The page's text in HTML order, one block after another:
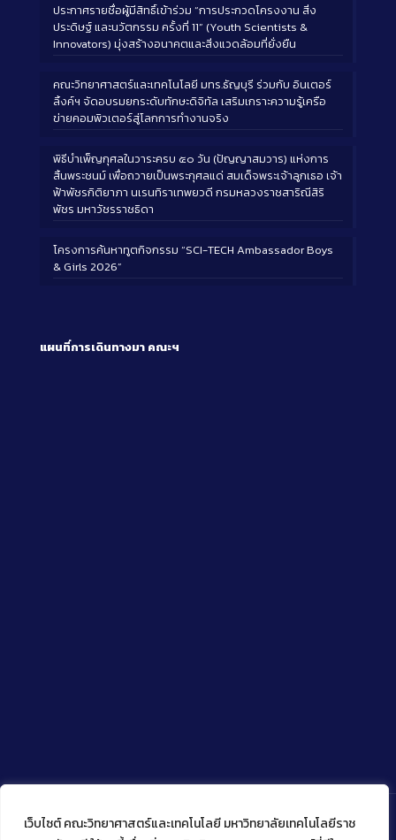
เว็บไซต์ คณะวิทยาศาสตร์และเทคโนโลยี มหาวิทยาลัยเทคโนโลยีราช
ประกาศรายชื่อผู้มีสิทธิ์เข้าร่วม “การประกวดโครงงาน สิ่ง
ประดิษฐ์ และนวัตกรรม ครั้งที่ 11” (Youth Scientists &
Innovators) มุ่งสร้างอนาคตและสิ่งแวดล้อมที่ยั่งยืน
คณะวิทยาศาสตร์และเทคโนโลยี มทร.ธัญบุรี ร่วมกับ อินเตอร์
ลิ้งค์ฯ จัดอบรมยกระดับทักษะดิจิทัล เสริมเกราะความรู้เครือ
ข่ายคอมพิวเตอร์สู่โลกการทำงานจริง
พิธีบำเพ็ญกุศลในวาระครบ ๕๐ วัน (ปัญญาสมวาร) แห่งการ
สิ้นพระชนม์ เพื่อถวายเป็นพระกุศลแด่ สมเด็จพระเจ้าลูกเธอ เจ้า
ฟ้าพัชรกิติยาภา นเรนทิราเทพยวดี กรมหลวงราชสาริณีสิริ
พัชร มหาวัชรราชธิดา
โครงการค้นหาทูตกิจกรรม “SCI-TECH Ambassador Boys
& Girls 2026”
แผนที่การเดินทางมา คณะฯ